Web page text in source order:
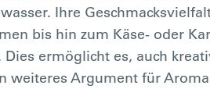
Ihre
bis hin zum Käse- oder
ermöglicht es, auch
weiteres Argument für